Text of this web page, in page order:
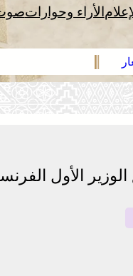
الأراء وحوارات
الأول